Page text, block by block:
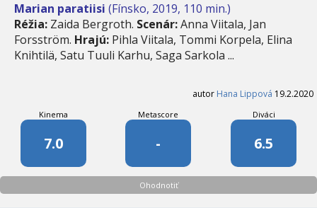
Marian paratiisi (Fínsko, 2019, 110 min.)
Réžia: Zaida Bergroth. Scenár:Anna Viitala, Jan
Forsström. Hrajú: Pihla Viitala, Tommi Korpela, Elina
Knihtilä, Satu Tuuli Karhu, Saga Sarkola ...
autor Hana Lippová 19.2.2020
Kinema
7.0
Metascore
-
Diváci
6.5
Ohodnotiť